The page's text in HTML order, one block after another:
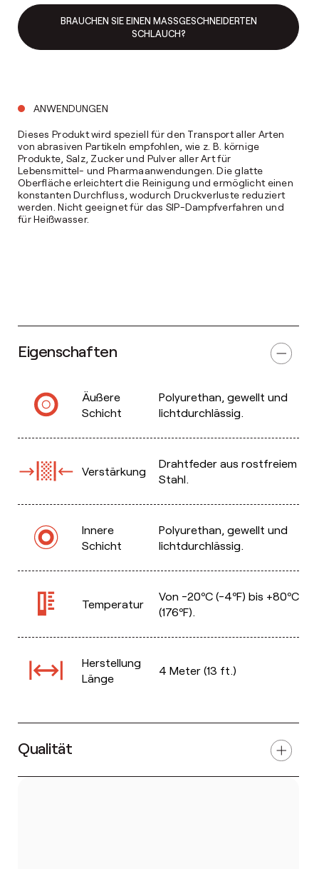
BRAUCHEN SIE EINEN MASSGESCHNEIDERTEN S
CHLAUCH?
ANWENDUNGEN
Dieses Produkt wird speziell für den Transport aller Arten
von abrasiven Partikeln empfohlen, wie z. B. körnige
Produkte, Salz, Zucker und Pulver aller Art für
Lebensmittel- und Pharmaanwendungen. Die glatte
Oberfläche erleichtert die Reinigung und ermöglicht einen
konstanten Durchfluss, wodurch Druckverluste reduziert
werden. Nicht geeignet für das SIP-Dampfverfahren und
für Heißwasser.
Eigenschaften
Äußere
Schicht
Polyurethan, gewellt und
lichtdurchlässig.
Verstärkung
Drahtfeder aus rostfreiem
Stahl.
Innere
Schicht
Polyurethan, gewellt und
lichtdurchlässig.
Temperatur
Von -20ºC (-4ºF) bis +80ºC
(176ºF).
Herstellung
Länge
4 Meter (13 ft.)
Qualität